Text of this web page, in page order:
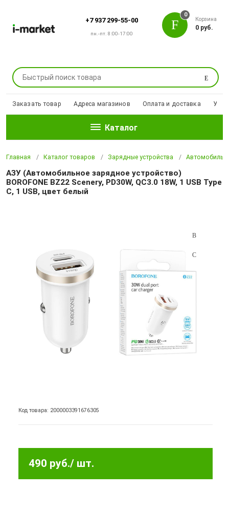
+7 937 299-55-00
пн.-пт. 8:00-17:00
Поиск
0
Корзина
0 руб.
Заказать товар Адреса магазинов Оплата и доставка
Каталог
Главная Каталог товаров Зарядные устройства
АЗУ (Автомобильное зарядное устройство)
BOROFONE BZ22 Scenery, PD30W, QC3.0 18W, 1 USB Type
C, 1 USB, цвет белый
Код товара: 2000003391676305
490 руб./ шт.